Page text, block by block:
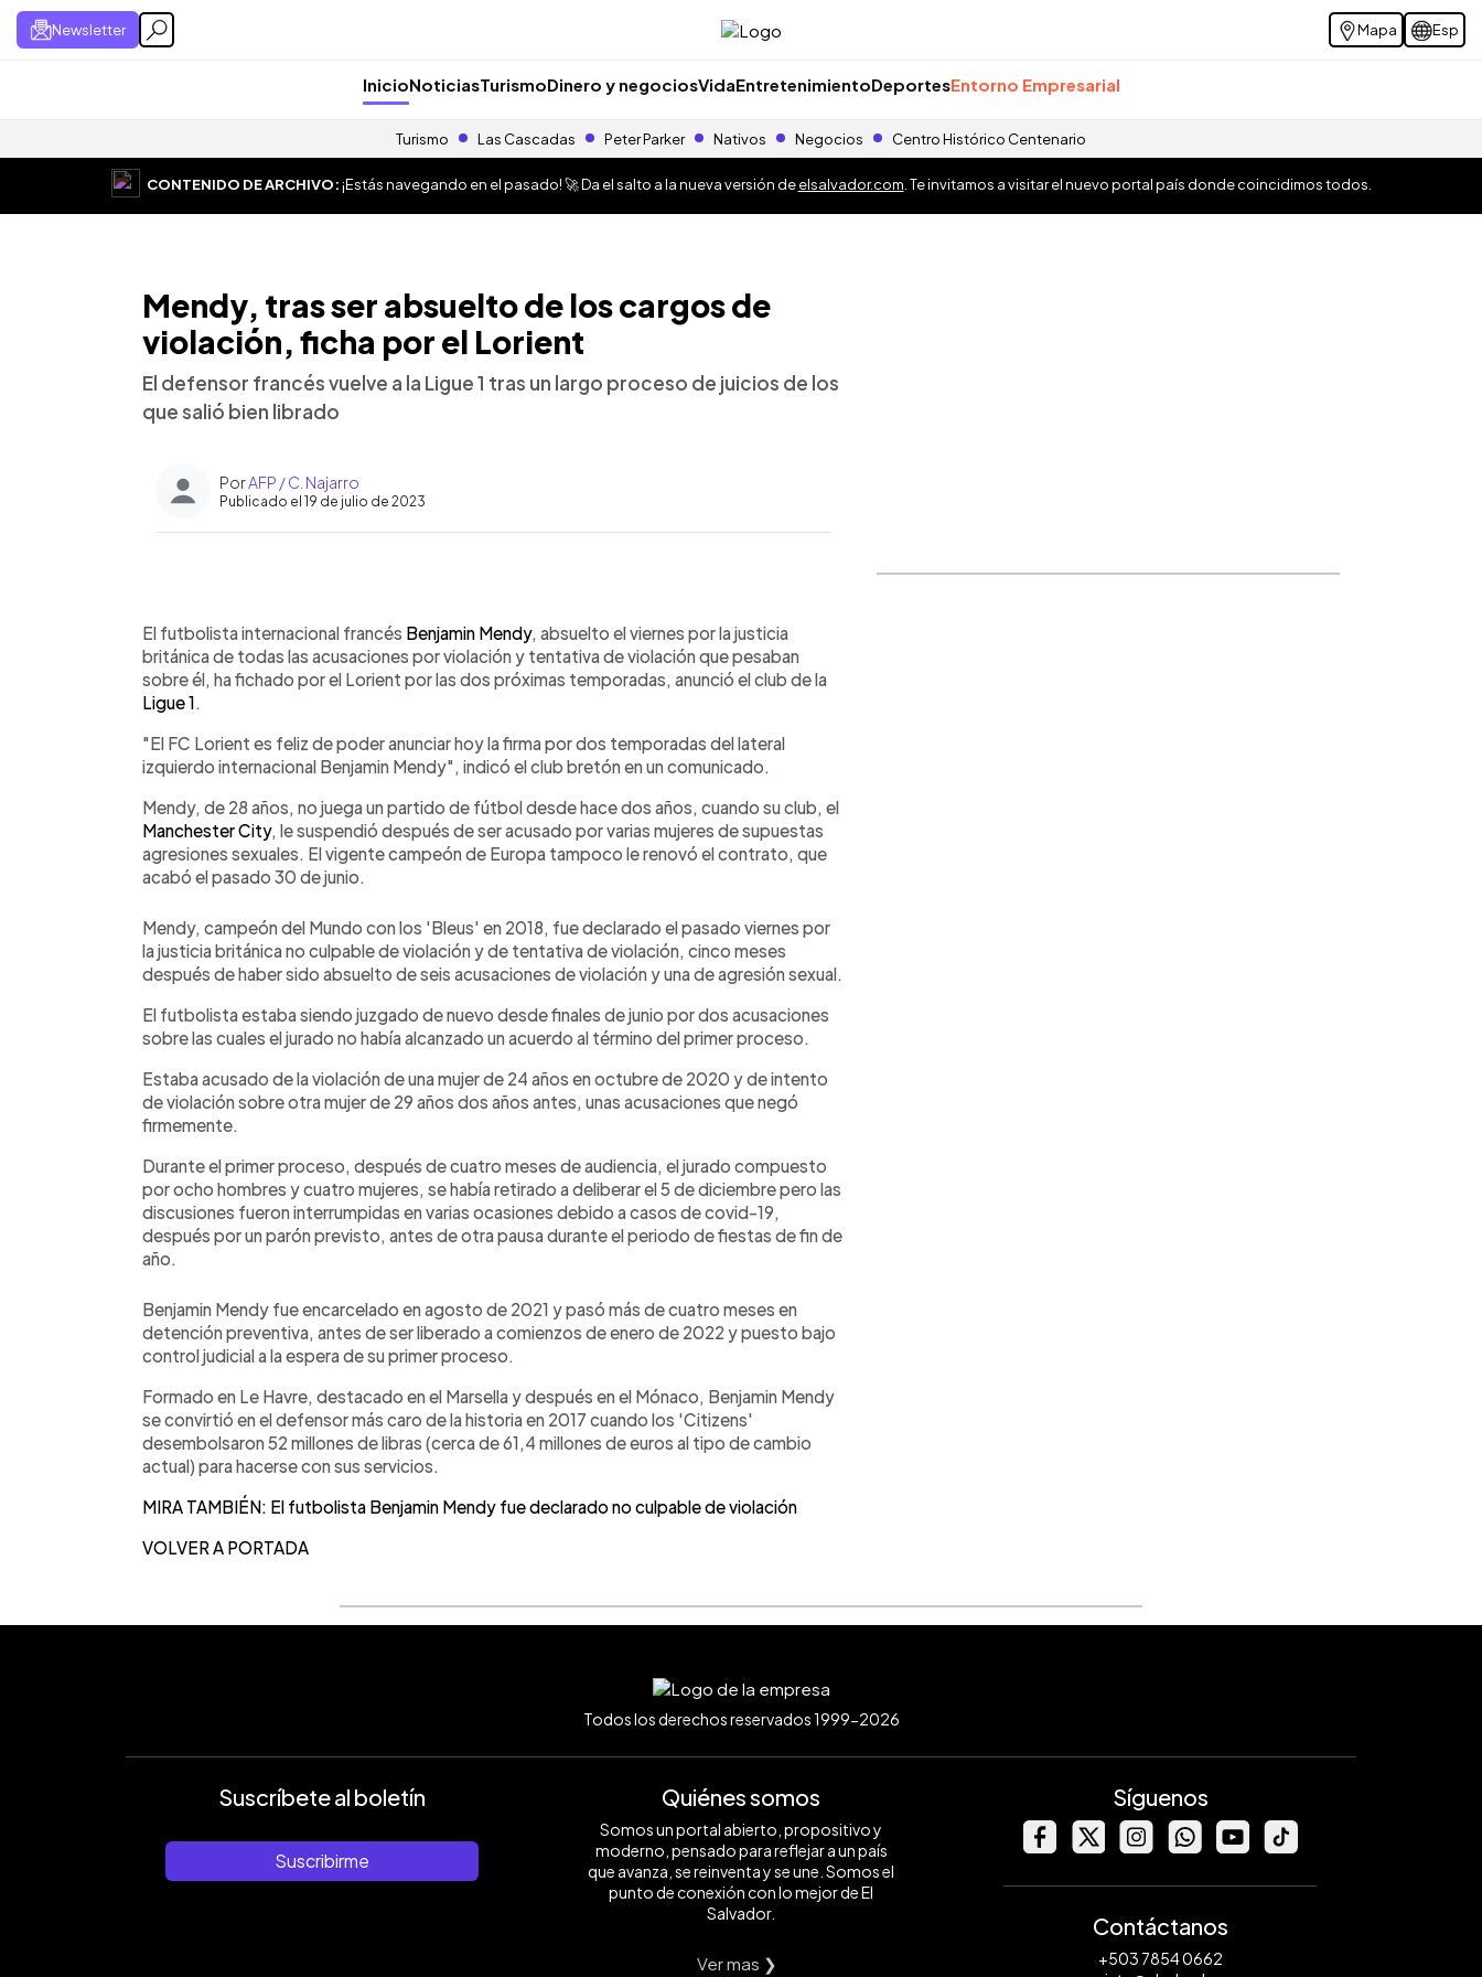
Newsletter Mapa Esp
InicioNoticiasTurismoDinero y negociosVidaEntretenimientoDeportesEntorno Empresarial
Turismo Las Cascadas Peter Parker Nativos Negocios Centro Histórico Centenario
CONTENIDO DE ARCHIVO:¡Estás navegando en el pasado! 🚀 Da el salto a la nueva versión deelsalvador.com . Te invitamos a visitar el nuevo portal país donde coincidimos todos.
Mendy, tras ser absuelto de los cargos de
violación, ficha por el Lorient
El defensor francés vuelve a la Ligue 1 tras un largo proceso de juicios de los
que salió bien librado
PorAFP / C. Najarro
Publicado el 19 de julio de 2023
► Escuchar artículo
El futbolista internacional francés Benjamin Mendy, absuelto el viernes por la justicia
británica de todas las acusaciones por violación y tentativa de violación que pesaban
sobre él, ha fichado por el Lorient por las dos próximas temporadas, anunció el club de la
Ligue 1.
"El FC Lorient es feliz de poder anunciar hoy la firma por dos temporadas del lateral
izquierdo internacional Benjamin Mendy", indicó el club bretón en un comunicado.
Mendy, de 28 años, no juega un partido de fútbol desde hace dos años, cuando su club, el
Manchester City, le suspendió después de ser acusado por varias mujeres de supuestas
agresiones sexuales. El vigente campeón de Europa tampoco le renovó el contrato, que
acabó el pasado 30 de junio.
Mendy, campeón del Mundo con los 'Bleus' en 2018, fue declarado el pasado viernes por
la justicia británica no culpable de violación y de tentativa de violación, cinco meses
después de haber sido absuelto de seis acusaciones de violación y una de agresión sexual.
El futbolista estaba siendo juzgado de nuevo desde finales de junio por dos acusaciones
sobre las cuales el jurado no había alcanzado un acuerdo al término del primer proceso.
Estaba acusado de la violación de una mujer de 24 años en octubre de 2020 y de intento
de violación sobre otra mujer de 29 años dos años antes, unas acusaciones que negó
firmemente.
Durante el primer proceso, después de cuatro meses de audiencia, el jurado compuesto
por ocho hombres y cuatro mujeres, se había retirado a deliberar el 5 de diciembre pero las
discusiones fueron interrumpidas en varias ocasiones debido a casos de covid-19,
después por un parón previsto, antes de otra pausa durante el periodo de fiestas de fin de
año.
Benjamin Mendy fue encarcelado en agosto de 2021 y pasó más de cuatro meses en
detención preventiva, antes de ser liberado a comienzos de enero de 2022 y puesto bajo
control judicial a la espera de su primer proceso.
Formado en Le Havre, destacado en el Marsella y después en el Mónaco, Benjamin Mendy
se convirtió en el defensor más caro de la historia en 2017 cuando los 'Citizens'
desembolsaron 52 millones de libras (cerca de 61,4 millones de euros al tipo de cambio
actual) para hacerse con sus servicios.
MIRA TAMBIÉN: El futbolista Benjamin Mendy fue declarado no culpable de violación
VOLVER A PORTADA
Todos los derechos reservados 1999-2026
Suscríbete al boletín
Suscribirme
Quiénes somos
Somos un portal abierto, propositivo y
moderno, pensado para reflejar a un país
que avanza, se reinventa y se une. Somos el
punto de conexión con lo mejor de El
Salvador.
Ver mas ❯
Síguenos
Contáctanos
+503 7854 0662